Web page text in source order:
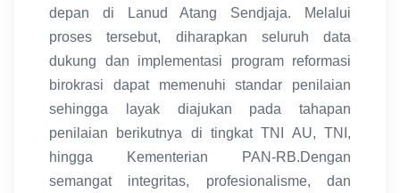
depan di Lanud Atang Sendjaja. Melalui
proses tersebut, diharapkan seluruh data
dukung dan implementasi program reformasi
birokrasi dapat memenuhi standar penilaian
sehingga layak diajukan pada tahapan
penilaian berikutnya di tingkat TNI AU, TNI,
hingga Kementerian PAN-RB.Dengan
semangat integritas, profesionalisme, dan